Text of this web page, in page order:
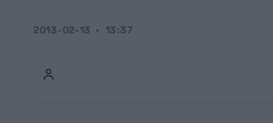
2013-02-13 13:37